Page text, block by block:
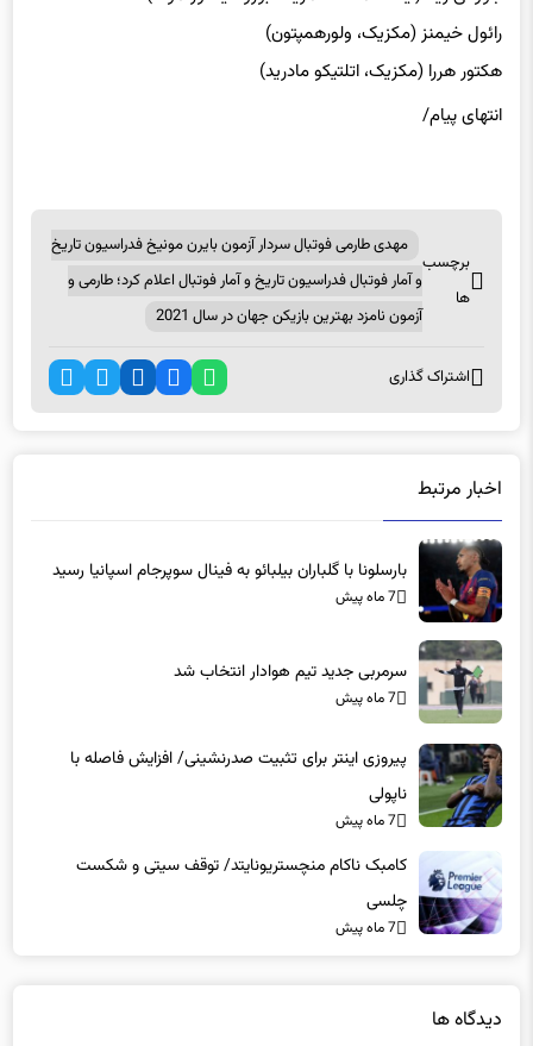
رائول خیمنز (مکزیک، ولورهمپتون)
هکتور هررا (مکزیک، اتلتیکو مادرید)
انتهای پیام/
برچسب
ها
مهدی طارمی فوتبال سردار آزمون بایرن مونیخ فدراسیون تاریخ
و آمار فوتبال فدراسیون تاریخ و آمار فوتبال اعلام کرد؛ طارمی و
آزمون نامزد بهترین بازیکن جهان در سال 2021
اشتراک گذاری
اخبار مرتبط
بارسلونا با گلباران بیلبائو به فینال سوپرجام اسپانیا رسید
7 ماه پیش
سرمربی جدید تیم هوادار انتخاب شد
7 ماه پیش
پیروزی اینتر برای تثبیت صدرنشینی/ افزایش فاصله با
ناپولی
7 ماه پیش
کامبک ناکام منچستریونایتد/ توقف سیتی و شکست
چلسی
7 ماه پیش
دیدگاه ها